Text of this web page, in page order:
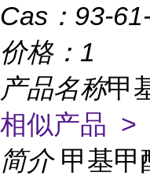
Cas： 93-
价格： 1
产品名称甲
相似产品 >
简介 甲基甲